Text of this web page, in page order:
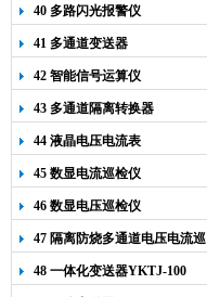
40 多路闪光报警仪
41 多通道变送器
42 智能信号运算仪
43 多通道隔离转换器
44 液晶电压电流表
45 数显电流巡检仪
46 数显电压巡检仪
47 隔离防烧多通道电压电流巡
检仪
48 一体化变送器YKTJ-100